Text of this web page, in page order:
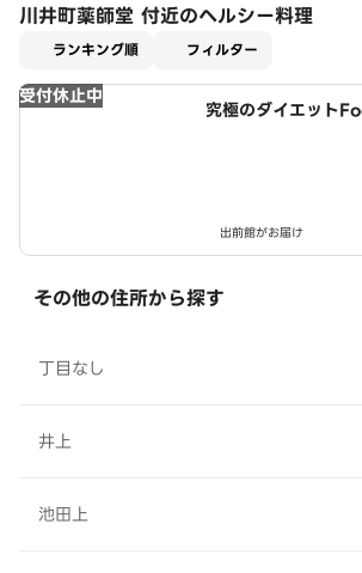
川井町薬師堂 付近のヘルシー料理
ランキング順 フィルター
受付休止中
究極のダイエット
出前館がお届け
その他の住所から探す
丁目なし
井上
池田上